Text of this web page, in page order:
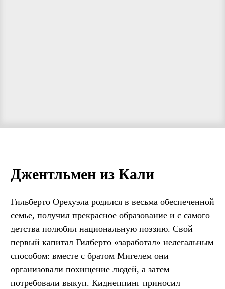
Джентльмен из Кали
Гильберто Орехуэла родился в весьма обеспеченной
семье, получил прекрасное образование и с самого
детства полюбил национальную поэзию. Свой
первый капитал Гилберто «заработал» нелегальным
способом: вместе с братом Мигелем они
организовали похищение людей, а затем
потребовали выкуп. Киднеппинг приносил